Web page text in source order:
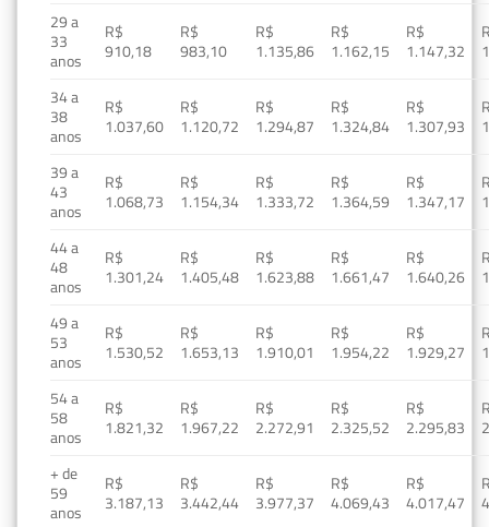
29 a
33
anos
R$
910,18
R$
983,10
R$
1.135,86
R$
1.162,15
R$
1.147,32
34 a
38
anos
R$
1.037,60
R$
1.120,72
R$
1.294,87
R$
1.324,84
R$
1.307,93
39 a
43
anos
R$
1.068,73
R$
1.154,34
R$
1.333,72
R$
1.364,59
R$
1.347,17
44 a
48
anos
R$
1.301,24
R$
1.405,48
R$
1.623,88
R$
1.661,47
R$
1.640,26
49 a
53
anos
R$
1.530,52
R$
1.653,13
R$
1.910,01
R$
1.954,22
R$
1.929,27
54 a
58
anos
R$
1.821,32
R$
1.967,22
R$
2.272,91
R$
2.325,52
R$
2.295,83
+ de
59
anos
R$
3.187,13
R$
3.442,44
R$
3.977,37
R$
4.069,43
R$
4.017,47